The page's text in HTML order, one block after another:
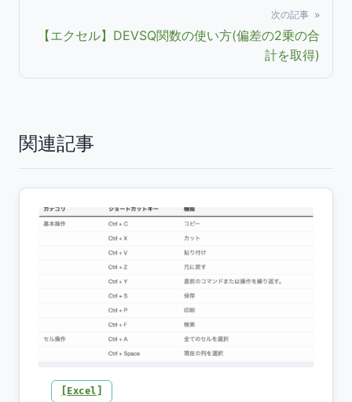
次の記事 »
【エクセル】DEVSQ関数の使い方(偏差の2乗の合
計を取得)
関連記事
Excel